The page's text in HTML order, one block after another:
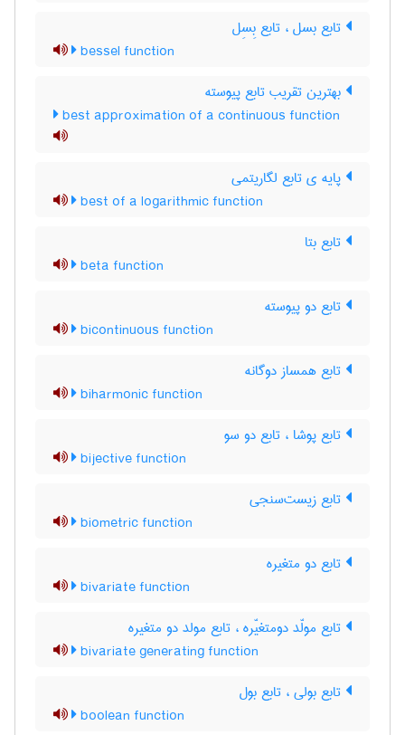
تابع بسل ، تابع بِسِل
bessel function
بهترین تقریب تابع پیوسته
best approximation of a continuous function
پایه ی تابع لگاریتمی
best of a logarithmic function
تابع بتا
beta function
تابع دو پیوسته
bicontinuous function
تابع همساز دوگانه
biharmonic function
تابع پوشا ، تابع دو سو
bijective function
تابع زیست‌سنجی
biometric function
تابع دو متغیره
bivariate function
تابع مولّد دومتغیّره ، تابع مولد دو متغیره
bivariate generating function
تابع بولی ، تابع بول
boolean function